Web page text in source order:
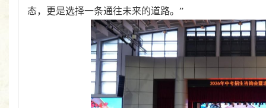
态，更是选择一条通往未来的道路。”